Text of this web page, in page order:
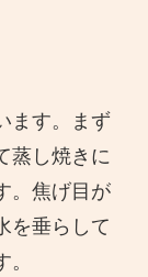
ます。まず
蒸し焼きに
。焦げ目が
を垂らして